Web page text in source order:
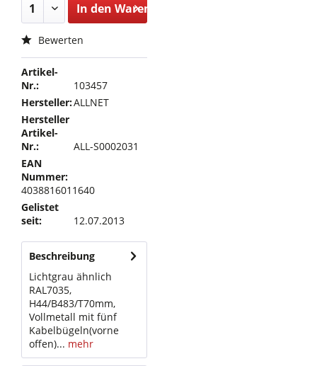
In den Warenkorb
Bewerten
Artikel-
Nr.:
103457
Hersteller:ALLNET
Hersteller
Artikel-
Nr.:
ALL-S0002031
EAN
Nummer:
4038816011640
Gelistet
seit:
12.07.2013
Beschreibung
Lichtgrau ähnlich
RAL7035,
H44/B483/T70mm,
Vollmetall mit fünf
Kabelbügeln(vorne
offen)... mehr